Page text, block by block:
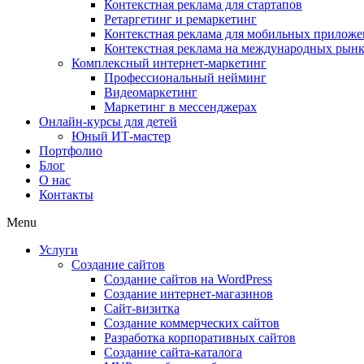
Контекстная реклама для стартапов
Ретаргетинг и ремаркетинг
Контекстная реклама для мобильных
Контекстная реклама на международных
Комплексный интернет-маркетинг
Профессиональный нейминг
Видеомаркетинг
Маркетинг в мессенджерах
Онлайн-курсы для детей
Юный ИТ-мастер
Портфолио
Блог
О нас
Контакты
Menu
Услуги
Создание сайтов
Создание сайтов на WordPress
Создание интернет-магазинов
Сайт-визитка
Создание коммерческих сайтов
Разработка корпоративных сайтов
Создание сайта-каталога